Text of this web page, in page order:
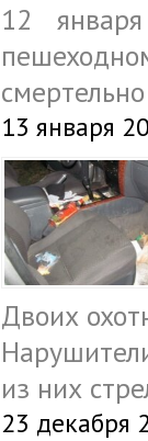
12
13 января
Двоих
из них
23 декабря